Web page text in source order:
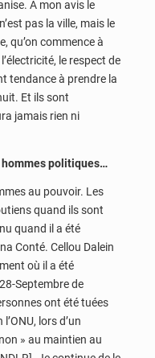
À mon avis le
pas la ville, mais le
qu’on commence à
le respect de
tendance à prendre la
Et ils sont
jamais rien ni
politiques…
au pouvoir. Les
quand ils sont
quand il a été
Conté. Cellou Dalein
où il a été
Septembre de
ont été tuées
lors d’un
» au maintien au